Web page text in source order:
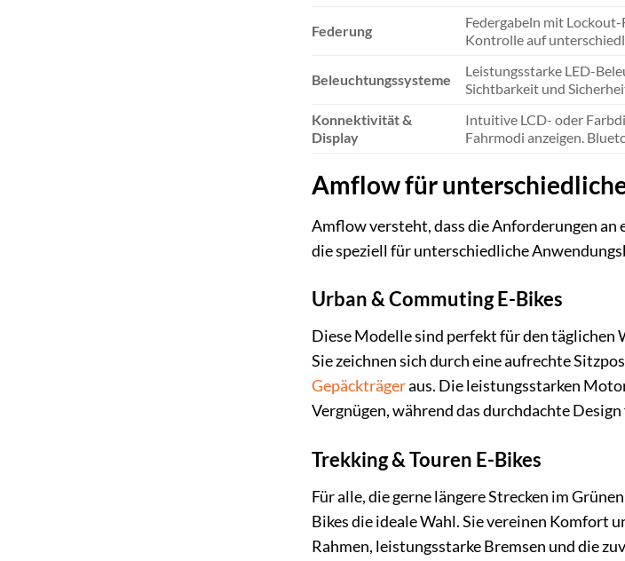
Federung
Federgabeln mit
Kontrolle auf
Beleuchtungssysteme
Leistungsstarke LED-
Sichtbarkeit und
Konnektivität &
Display
Intuitive LCD- oder
Fahrmodi anzeigen.
Amflow für
Amflow versteht, dass die Anforderungen
die speziell für unterschiedliche
Urban & Commuting E-Bikes
Diese Modelle sind perfekt für den täglichen
Sie zeichnen sich durch eine aufrechte
Gepäckträgeraus. Die leistungsstarken
Vergnügen, während das durchdachte
Trekking & Touren E-Bikes
Für alle, die gerne längere Strecken im
Bikes die ideale Wahl. Sie vereinen Komfort
Rahmen, leistungsstarke Bremsen und die